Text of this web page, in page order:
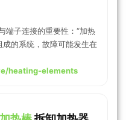
端子连接的重要性：“加热
的系统，故障可能发生在
heating-elements